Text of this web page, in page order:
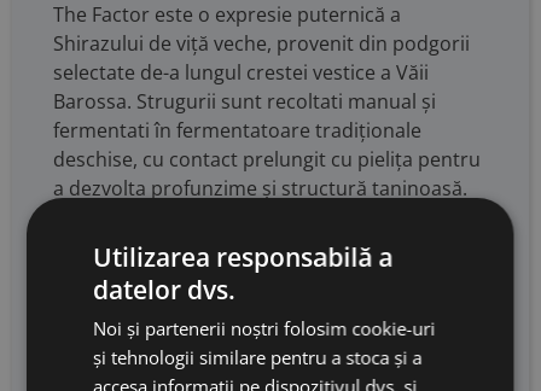
The Factor este o expresie puternică a
Shirazului de viță veche, provenit din podgorii
selectate de-a lungul crestei vestice a Văii
Barossa. Strugurii sunt recoltati manual și
fermentati în fermentatoare tradiționale
deschise, cu contact prelungit cu pielița pentru
a dezvolta profunzime și structură taninoasă.
o combinație de butoaie noi și vechi din stejar
francez. Îmbuteliat nefiltrat, The Factor
surprinde caracterul îndrăzneț și intens al
Shirazului din Barossa, cu un echilibru și o
longevitate remarcabile. Foarte expresiv, cu
Utilizarea responsabilă a
datelor dvs.
Noi și partenerii noștri folosim cookie-uri
și tehnologii similare pentru a stoca și a
accesa informații pe dispozitivul dvs. și